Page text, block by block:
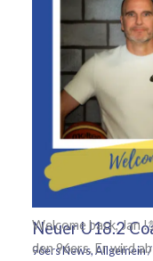
Neuer U18.2
96ers News,Allgemein/
Welcome back, Jan
den 96ers. Er wird